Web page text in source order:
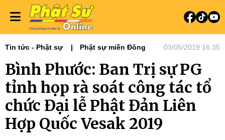
Tin tức - Phật sự Phật sự miền Đông 03/05/2019 16:35
Bình Phước: Ban Trị sự PG
tỉnh họp rà soát công tác tổ
chức Đại lễ Phật Đản Liên
Hợp Quốc Vesak 2019